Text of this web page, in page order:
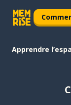
Apprendre